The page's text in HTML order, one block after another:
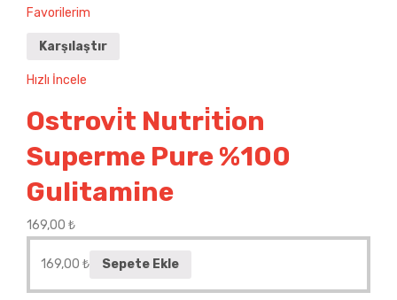
Favorilerim
Karşılaştır
Hızlı İncele
Ostrovi̇t Nutri̇ti̇on
Superme Pure %100
Gulitamine
169,00 ₺
169,00 ₺ Sepete Ekle